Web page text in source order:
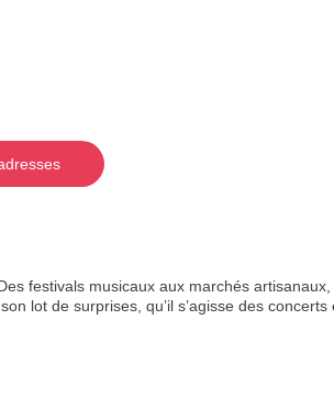
festivals musicaux aux marchés
lot de surprises, qu’il s’agisse des